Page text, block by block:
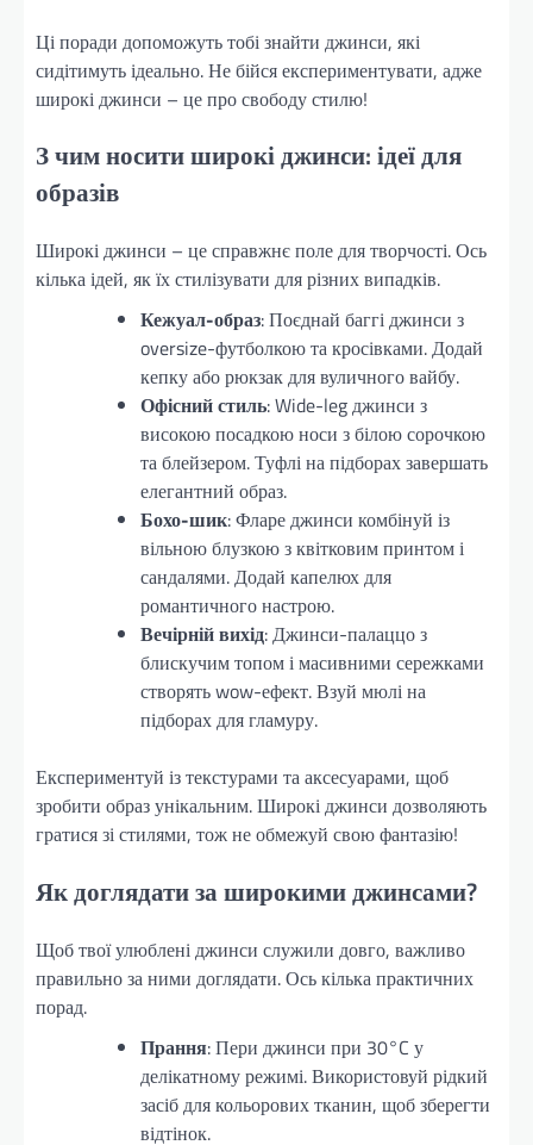
Ці поради допоможуть тобі знайти джинси, які
сидітимуть ідеально. Не бійся експериментувати, адже
широкі джинси – це про свободу стилю!
З чим носити широкі джинси: ідеї для
образів
Широкі джинси – це справжнє поле для творчості. Ось
кілька ідей, як їх стилізувати для різних випадків.
Кежуал-образ: Поєднай баггі джинси з
oversize-футболкою та кросівками. Додай
кепку або рюкзак для вуличного вайбу.
Офісний стиль: Wide-leg джинси з
високою посадкою носи з білою сорочкою
та блейзером. Туфлі на підборах завершать
елегантний образ.
Бохо-шик: Фларе джинси комбінуй із
вільною блузкою з квітковим принтом і
сандалями. Додай капелюх для
романтичного настрою.
Вечірній вихід: Джинси-палаццо з
блискучим топом і масивними сережками
створять wow-ефект. Взуй мюлі на
підборах для гламуру.
Експериментуй із текстурами та аксесуарами, щоб
зробити образ унікальним. Широкі джинси дозволяють
гратися зі стилями, тож не обмежуй свою фантазію!
Як доглядати за широкими джинсами?
Щоб твої улюблені джинси служили довго, важливо
правильно за ними доглядати. Ось кілька практичних
порад.
Прання: Пери джинси при 30°C у
делікатному режимі. Використовуй рідкий
засіб для кольорових тканин, щоб зберегти
відтінок.